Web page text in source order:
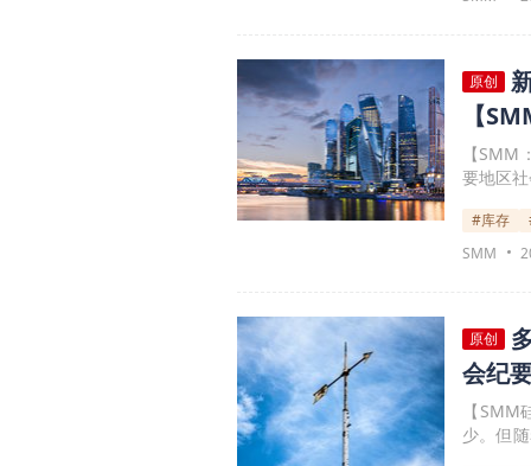
原创
【
【
要地区
#库存
SMM
原创
会纪
【
少。但